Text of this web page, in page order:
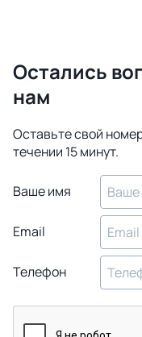
Остались
нам
Оставьте свой
течении 15 минут.
Ваше имя
Email
Телефон